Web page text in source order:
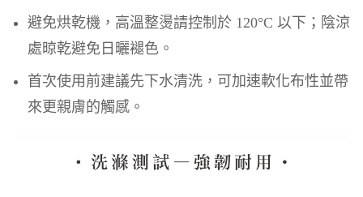
避免烘乾機，高溫整燙請控制於 120°C 以下；陰涼
處晾乾避免日曬褪色。
首次使用前建議先下水清洗，可加速軟化布性並帶
來更親膚的觸感。